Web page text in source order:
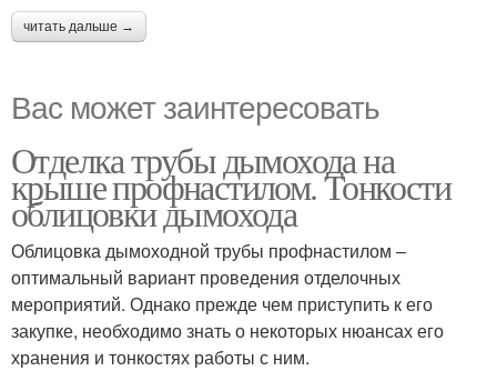
читать дальше →
Вас может заинтересовать
Отделка трубы дымохода на
крыше профнастилом. Тонкости
облицовки дымохода
Облицовка дымоходной трубы профнастилом –
оптимальный вариант проведения отделочных
мероприятий. Однако прежде чем приступить к его
закупке, необходимо знать о некоторых нюансах его
хранения и тонкостях работы с ним.